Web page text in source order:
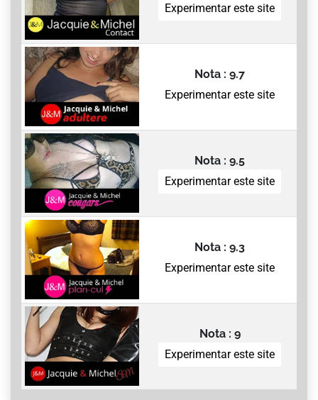
Experimentar este site
Nota : 9.7
Experimentar este site
Nota : 9.5
Experimentar este site
Nota : 9.3
Experimentar este site
Nota : 9
Experimentar este site